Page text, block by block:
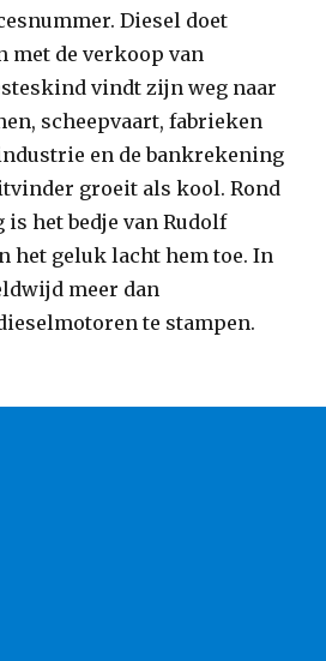
Diesel doet
met de verkoop van
vindt zijn weg naar
scheepvaart, fabrieken
en de bankrekening
groeit als kool. Rond
het bedje van Rudolf
het geluk lacht hem toe. In
meer dan
te stampen.